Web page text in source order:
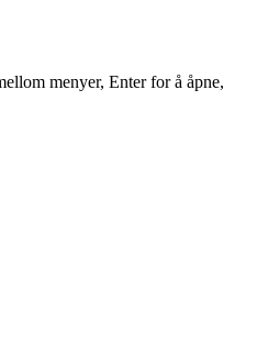
menyer, Enter for å åpne,